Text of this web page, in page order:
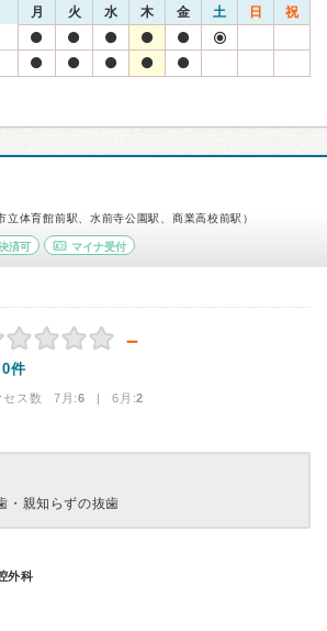
月 火 水 木 金 土 日 祝
立体育館前駅、水前寺公園駅、商業高校前駅）
済可 マイナ受付
－
0件
セス数 7月:6 | 6月:2
・親知らずの抜歯
外科